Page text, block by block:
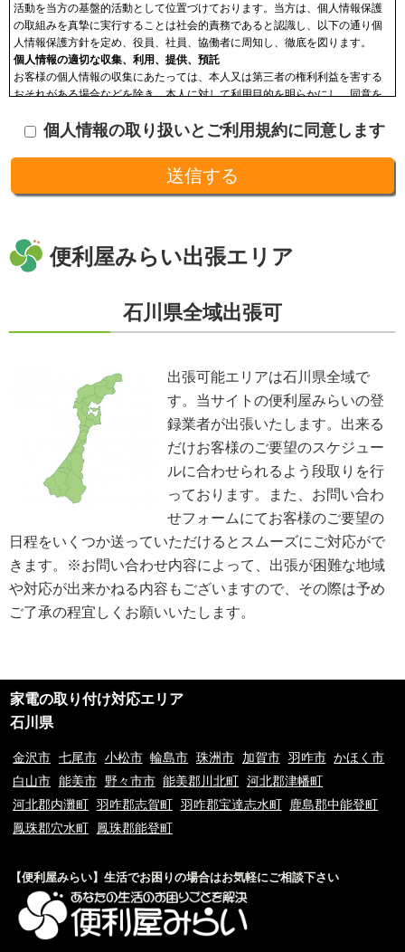
活動を当方の基盤的活動として位置づけております。当方は、個人情報保護
の取組みを真摯に実行することは社会的責務であると認識し、以下の通り個
人情報保護方針を定め、役員、社員、協働者に周知し、徹底を図ります。
個人情報の適切な収集、利用、提供、預託
お客様の個人情報の収集にあたっては、本人又は第三者の権利利益を害する
おそれがある場合などを除き、本人に対して利用目的を明らかにし、同意を
範囲を限定し、適切に取り扱います。収集した個人情報は、法令に基づく命
十分な個人情報保護の水準を備える者を選び、また、契約等によって保護水
準を守るよう定めた上で、指導・管理を実施し、適切に取り扱います。
す。個人情報の滅失、き損、漏えいおよび不正アクセスなどの予防ならびに
是正。当方は、お客様の個人情報を厳格に管理し、滅失、き損、漏えいや不
情報の取扱いと運用に関する具体的ルールを定め、責任者を設けます。
個人情報に関する法令およびその他の規範の遵守
当社の役員、社員、協働者は、個人情報保護や通信の秘密に関する法令やガ
人情報保護が効果的に実施されるよう、個人情報保護方針および社内規程類
を継続して改善します。
個人情報の取扱いに関する問い合わせおよび相談窓口
当方所定の窓口にて、合理的な範囲で対応いたします。
[お問い合わせ先]
便利屋みらい
お問い合わせ方法：
メールフォーム
お問い合わせ電話番号：お客様（ご注文後）から問い合わせ等があった場合
は、遅滞なく電話番号の開示を行います。
※業務の性質上、サイトに掲載はしておりません。
※以上の方針を改定することがあります。その場合、すべての改定は当ウェ
ブページにて通知致します。
ご利用規約
①ご訪問予約後のご訪問前のキャンセルは、キャンセル料5,500円(税込)を
③荒天（大雨・大雪・強風など）の場合は、作業日を変更させていただく場
合もございます。あらかじめご了承下さい。
下見をさせて頂くにあたり下見料として5,500円(税込)を申し受けます。
⑤下見当日に作業が出来ない場合は下見料金5,500円(税込)を申し受けま
す。また下見にお伺いした作業員が承ることが出来ない作業内容と判断した
場合も、5,500円(税込)を申し受けます。
⑥料金提示について、お電話やメッセージでのご案内の料金と現場を拝見さ
って料金が変動するため
⑦9時00分～20時00分以外の出張をご希望の場合は特別出張料がかかりま
す。
⑧当サイトはお客様に登録業者を紹介するサービスです。
⑨お客様と当サイト登録業者でトラブルになった場合、当サイトは一切責任
個人情報の取り扱いとご利用規約に同意します
便利屋みらい出張エリア
石川県全域出張可
出張可能エリアは石川県全域で
す。当サイトの便利屋みらいの登
録業者が出張いたします。出来る
だけお客様のご要望のスケジュー
ルに合わせられるよう段取りを行
っております。また、お問い合わ
せフォームにてお客様のご要望の
日程をいくつか送っていただけるとスムーズにご対応がで
きます。※お問い合わせ内容によって、出張が困難な地域
や対応が出来かねる内容もございますので、その際は予め
ご了承の程宜しくお願いいたします。
家電の取り付け対応エリア
石川県
金沢市 七尾市 小松市 輪島市 珠洲市 加賀市 羽咋市 かほく市
白山市 能美市 野々市市 能美郡川北町 河北郡津幡町
河北郡内灘町 羽咋郡志賀町 羽咋郡宝達志水町
鹿島郡中能登町
鳳珠郡穴水町
鳳珠郡能登町
【便利屋みらい】生活でお困りの場合はお気軽にご相談下さい